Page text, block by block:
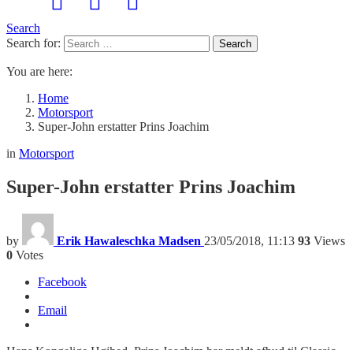
Search
Search for:
Search
You are here:
Home
Motorsport
Super-John erstatter Prins Joachim
in Motorsport
Super-John erstatter Prins Joachim
by Erik Hawaleschka Madsen 23/05/2018, 11:13 93 Views
0 Votes
Facebook
Email